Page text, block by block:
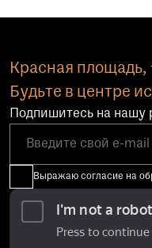
Красная площадь,
Будьте в центре
Подпишитесь на нашу
Выражаю согласие на